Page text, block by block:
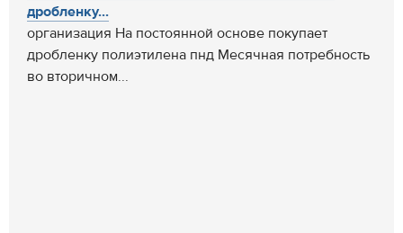
дробленку...
организация На постоянной основе покупает
дробленку полиэтилена пнд Месячная потребность
во вторичном...